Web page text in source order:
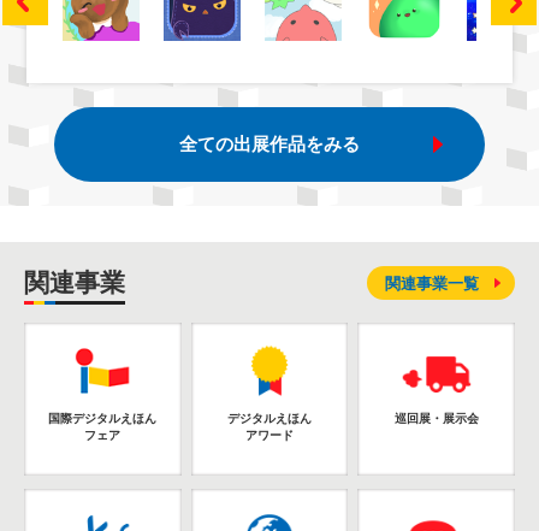
全ての出展作品をみる
関連事業
国際デジタルえほん
フェア
デジタルえほん
アワード
巡回展・展示会
関連事業一覧